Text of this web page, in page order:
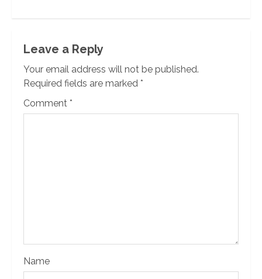
Leave a Reply
Your email address will not be published.
Required fields are marked *
Comment *
Name